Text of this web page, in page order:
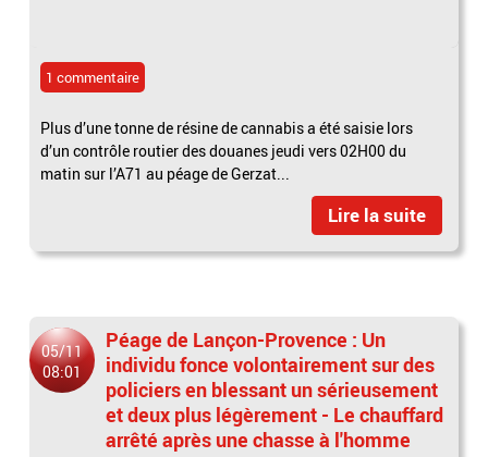
1 commentaire
Plus d’une tonne de résine de cannabis a été saisie lors
d’un contrôle routier des douanes jeudi vers 02H00 du
matin sur l’A71 au péage de Gerzat...
Lire la suite
05/11
08:01
Péage de Lançon-Provence : Un
individu fonce volontairement sur des
policiers en blessant un sérieusement
et deux plus légèrement - Le chauffard
arrêté après une chasse à l'homme